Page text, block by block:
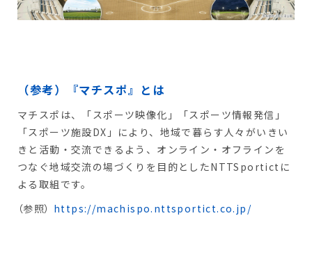
（参考）『マチスポ』とは
マチスポは、「スポーツ映像化」「スポーツ情報発信」
「スポーツ施設DX」により、地域で暮らす人々がいきい
きと活動・交流できるよう、オンライン・オフラインを
つなぐ地域交流の場づくりを目的としたNTTSportict に
よる取組です。
（参照） https://machispo.nttsportict.co.jp/